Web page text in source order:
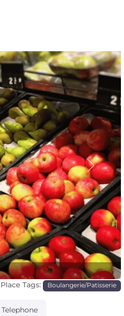
Prochaine
Place Tags: Boulangerie/Patisserie
Telephone